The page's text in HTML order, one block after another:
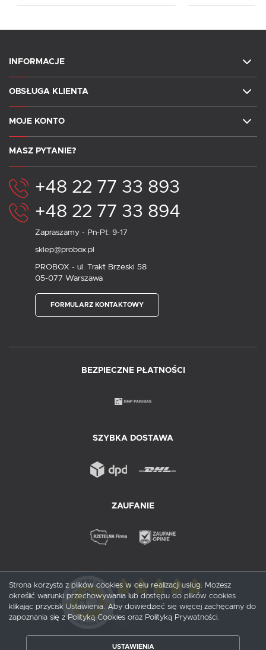
INFORMACJE
OBSŁUGA KLIENTA
MOJE KONTO
MASZ PYTANIE?
+48 22 77 33 893
+48 22 77 33 894
Zapraszamy - Pn-Pt: 9-17
sklep@probox.pl
PROBOX - ul. Trakt Brzeski 58
05-077 Warszawa
FORMULARZ KONTAKTOWY
BEZPIECZNE PŁATNOŚCI
SZYBKA DOSTAWA
ZAUFANIE
5/ 5
Strona korzysta z plików cookies w celu realizacji usług. Możesz
określić warunki przechowywania lub dostępu do plików cookies
klikając przycisk Ustawienia. Aby dowiedzieć się więcej zachęcamy do
zapoznania się z Polityką Cookies oraz Polityką Prywatności.
USTAWIENIA